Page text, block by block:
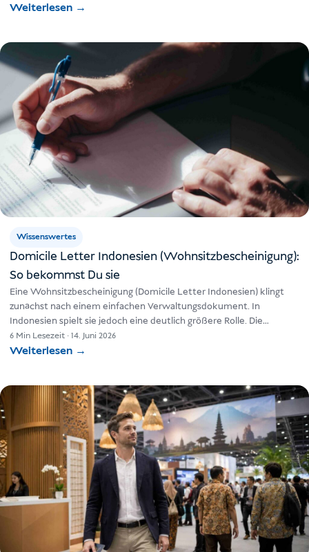
Weiterlesen →
Wissenswertes
Domicile Letter Indonesien (Wohnsitzbescheinigung):
So bekommst Du sie
Eine Wohnsitzbescheinigung (Domicile Letter Indonesien) klingt
zunächst nach einem einfachen Verwaltungsdokument. In
Indonesien spielt sie jedoch eine deutlich größere Rolle. Die
sogenannte Surat Keterangan Domisili – oft einfach…
6 Min Lesezeit ·14. Juni 2026
Weiterlesen →